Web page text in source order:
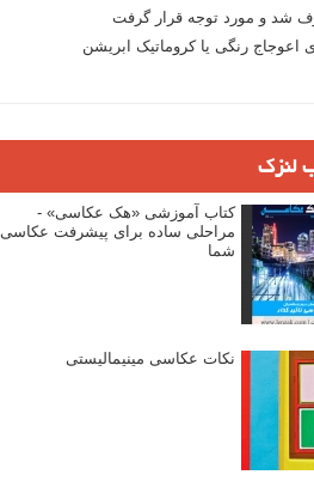
شد و مورد توجه قرار گرفت
اعوجاج رنگی یا کروماتیک ابریشن
لنزک
کتاب آموزشی «هک عکاسی» -
مراحلی ساده برای پیشرفت عکاسی
شما
نکات عکاسی مینیمالیستی